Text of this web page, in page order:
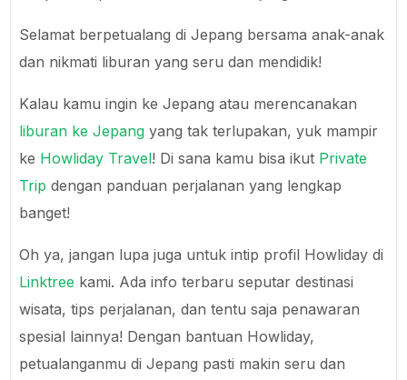
Selamat berpetualang di Jepang bersama anak-anak
dan nikmati liburan yang seru dan mendidik!
Kalau kamu ingin ke Jepang atau merencanakan
liburan ke Jepang yang tak terlupakan, yuk mampir
ke Howliday Travel! Di sana kamu bisa ikut Private
Trip dengan panduan perjalanan yang lengkap
banget!
Oh ya, jangan lupa juga untuk intip profil Howliday di
Linktree kami. Ada info terbaru seputar destinasi
wisata, tips perjalanan, dan tentu saja penawaran
spesial lainnya! Dengan bantuan Howliday,
petualanganmu di Jepang pasti makin seru dan